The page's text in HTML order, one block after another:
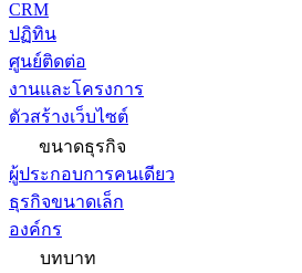
CRM
ปฏิทิน
ศูนย์ติดต่อ
งานและโครงการ
ตัวสร้างเว็บไซต์
ขนาดธุรกิจ
ผู้ประกอบการคนเดียว
ธุรกิจขนาดเล็ก
องค์กร
บทบาท